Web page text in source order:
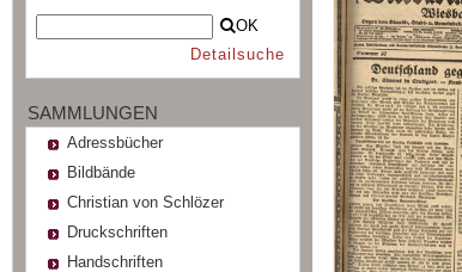
OK
Detailsuche
SAMMLUNGEN
Adressbücher
Bildbände
Christian von Schlözer
Druckschriften
Handschriften